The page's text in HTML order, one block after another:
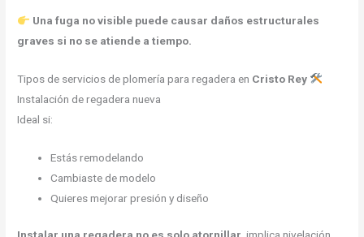
Una fuga no visible puede causar daños estructurales
graves si no se atiende a tiempo.
Tipos de servicios de plomería para regadera en Cristo Rey
Instalación de regadera nueva
Ideal si:
Estás remodelando
Cambiaste de modelo
Quieres mejorar presión y diseño